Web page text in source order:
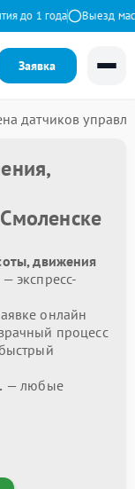
1 года Выезд
Заявка
датчиков
движения
— экспресс-
онлайн
процесс
— любые